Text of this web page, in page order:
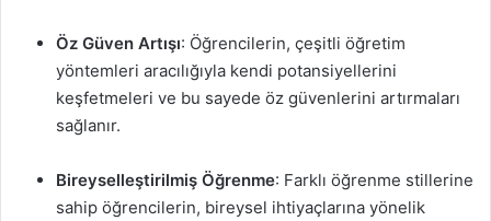
Öz Güven Artışı: Öğrencilerin, çeşitli öğretim
yöntemleri aracılığıyla kendi potansiyellerini
keşfetmeleri ve bu sayede öz güvenlerini artırmaları
sağlanır.
Bireyselleştirilmiş Öğrenme: Farklı öğrenme stillerine
sahip öğrencilerin, bireysel ihtiyaçlarına yönelik